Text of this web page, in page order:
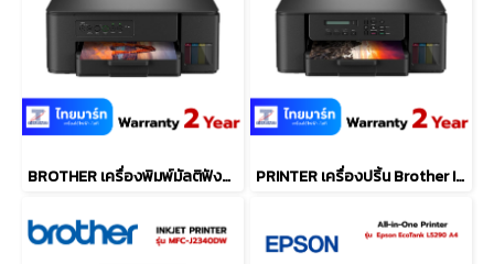
BROTHER เครื่องพิมพ์มัลติฟังก์ชันอิงค์เจ็ท รุ่น DCP-T430W PRINTER เครื่องปริ้น Brother Ink Tank Printer Wi-Fi (PSC) DCP-T530DW